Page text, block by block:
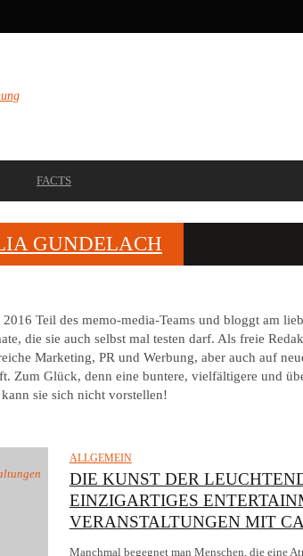
FACTS
GUNDELACH
Teil des memo-media-Teams und bloggt am
die sie auch selbst mal testen darf. Als freie
Marketing, PR und Werbung, aber auch auf
Zum Glück, denn eine buntere, vielfältigere und
sie sich nicht vorstellen!
ALLGEMEIN
DIE KUNST DER
EINZIGARTIGES
VERANSTALTUNGEN MIT
Manchmal begegnet man Menschen, die eine